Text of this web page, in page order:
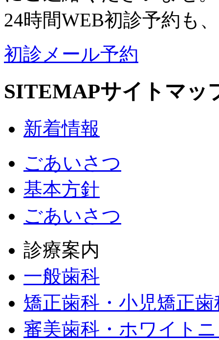
24時間WEB初診予約も
初診メール予約
SITEMAPサイトマッ
新着情報
ごあいさつ
基本方針
ごあいさつ
診療案内
一般歯科
矯正歯科・小児矯正歯
審美歯科・ホワイト